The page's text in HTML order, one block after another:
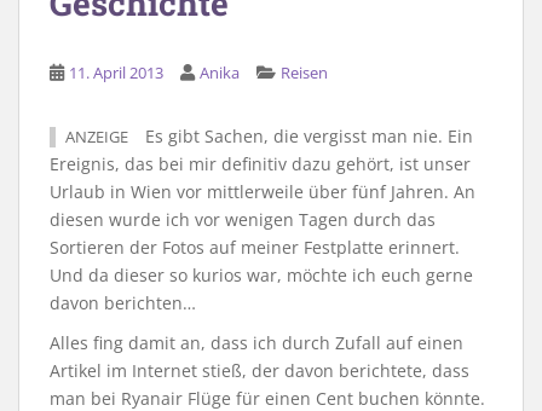
11. April 2013 Anika Reisen
ANZEIGE
Es gibt Sachen, die vergisst man nie. Ein
Ereignis, das bei mir definitiv dazu gehört, ist unser
Urlaub in Wien vor mittlerweile über fünf Jahren. An
diesen wurde ich vor wenigen Tagen durch das
Sortieren der Fotos auf meiner Festplatte erinnert.
Und da dieser so kurios war, möchte ich euch gerne
davon berichten…
Alles fing damit an, dass ich durch Zufall auf einen
Artikel im Internet stieß, der davon berichtete, dass
man bei Ryanair Flüge für einen Cent buchen könnte.